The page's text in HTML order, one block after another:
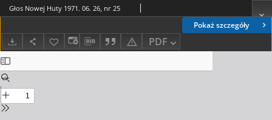
Pokaż szczegóły
PDF
Głos Nowej Huty 1971. 06. 26, nr 25